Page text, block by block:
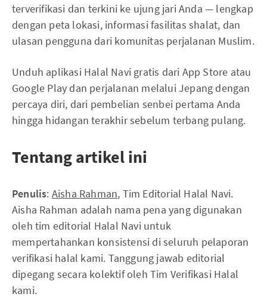
terverifikasi dan terkini ke ujung jari Anda — lengkap
dengan peta lokasi, informasi fasilitas shalat, dan
ulasan pengguna dari komunitas perjalanan Muslim.
Unduh aplikasi Halal Navi gratis dari App Store atau
Google Play dan perjalanan melalui Jepang dengan
percaya diri, dari pembelian senbei pertama Anda
hingga hidangan terakhir sebelum terbang pulang.
Tentang artikel ini
Penulis: Aisha Rahman, Tim Editorial Halal Navi.
Aisha Rahman adalah nama pena yang digunakan
oleh tim editorial Halal Navi untuk
mempertahankan konsistensi di seluruh pelaporan
verifikasi halal kami. Tanggung jawab editorial
dipegang secara kolektif oleh Tim Verifikasi Halal
kami.